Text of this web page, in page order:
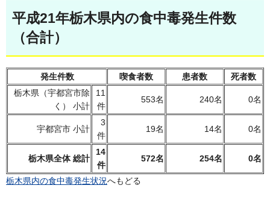
平成21年栃木県内の食中毒発生件数
（合計）
発生件数 喫食者数 患者数
死者数
栃木県（宇都宮市除
く） 小計
11
件
553名 240名 0名
宇都宮市 小計
3
件
19名 14名 0名
栃木県全体 総計
14
件
572名 254名 0名
栃木県内の食中毒発生状況へもどる